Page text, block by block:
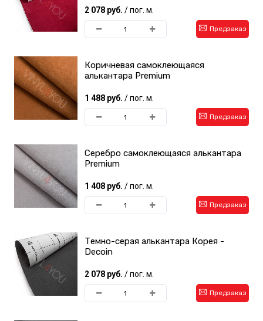
2 078 руб. / пог. м.
Предзаказ
Коричневая самоклеющаяся
алькантара Premium
1 488 руб. / пог. м.
Предзаказ
Серебро самоклеющаяся алькантара
Premium
1 408 руб. / пог. м.
Предзаказ
Темно-серая алькантара Корея -
Decoin
2 078 руб. / пог. м.
Предзаказ